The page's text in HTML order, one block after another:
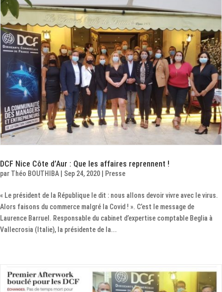
DCF Nice Côte d’Aur : Que les affaires reprennent !
par Théo BOUTHIBA Sep 24, 2020 Presse
« Le président de la République le dit : nous allons devoir vivre avec le virus.
Alors faisons du commerce malgré la Covid ! ». C’est le message de
Laurence Barruel. Responsable du cabinet d’expertise comptable Beglia à
Vallecrosia (Italie), la présidente de la...